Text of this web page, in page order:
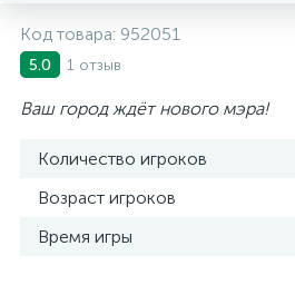
Код товара: 952051
5.0 1 отзыв
Ваш город ждёт нового мэра!
Количество игроков
Возраст игроков
Время игры